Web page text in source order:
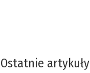
Ostatnie artykuły